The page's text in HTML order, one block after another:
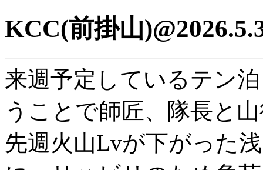
KCC(前掛山
来週予定しているテン
うことで師匠、隊長と
先週火山Lvが下がった